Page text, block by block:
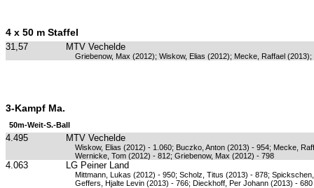
4 x 50 m Staffel
31,57 MTV Vechelde
Griebenow, Max (2012); Wiskow, Elias (2012); Mecke, Raffael
3-Kampf Ma.
50m-Weit-S.-Ball
4.495 MTV Vechelde
Wiskow, Elias (2012) - 1.060; Buczko, Anton (2013) - 954; Mecke,
Wernicke, Tom (2012) - 812; Griebenow, Max (2012) - 798
4.063 LG Peiner Land
Mittmann, Lukas (2012) - 950; Scholz, Titus (2013) - 878;
Geffers, Hjalte Levin (2013) - 766; Dieckhoff, Per Johann (2013) - 680